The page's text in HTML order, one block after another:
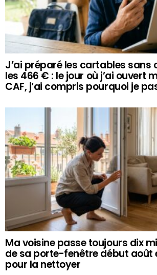
J’ai préparé les cartables sans
les 466 € : le jour où j’ai ouvert
CAF, j’ai compris pourquoi je
Ma voisine passe toujours dix
de sa porte-fenêtre début août
pour la nettoyer